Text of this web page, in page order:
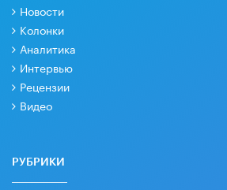
Новости
Колонки
Аналитика
Интервью
Рецензии
Видео
РУБРИКИ